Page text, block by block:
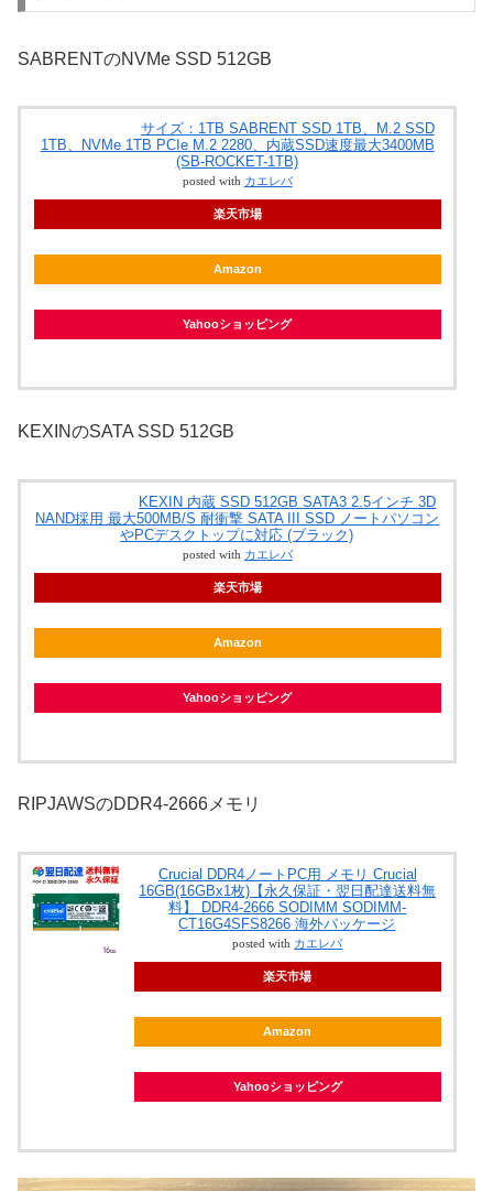
SABRENTのNVMe SSD 512GB
サイズ：1TB SABRENT SSD 1TB、M.2 SSD
1TB、NVMe 1TB PCIe M.2 2280、内蔵SSD速度最大3400MB
(SB-ROCKET-1TB)
posted with カエレバ
楽天市場
Amazon
Yahooショッピング
KEXINのSATA SSD 512GB
KEXIN 内蔵 SSD 512GB SATA3 2.5インチ 3D
NAND採用 最大500MB/S 耐衝撃 SATA III SSD ノートパソコン
やPCデスクトップに対応 (ブラック)
posted with カエレバ
楽天市場
Amazon
Yahooショッピング
RIPJAWSのDDR4-2666メモリ
Crucial DDR4ノートPC用 メモリ Crucial
16GB(16GBx1枚)【永久保証・翌日配達送料無
料】 DDR4-2666 SODIMM SODIMM-
CT16G4SFS8266 海外パッケージ
posted with カエレバ
楽天市場
Amazon
Yahooショッピング